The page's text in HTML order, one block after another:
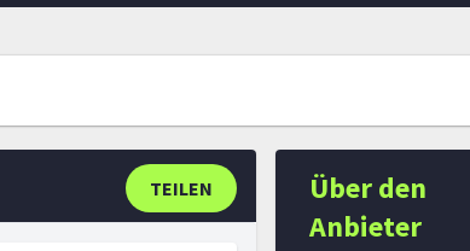
TEILEN
Über den
Anbieter